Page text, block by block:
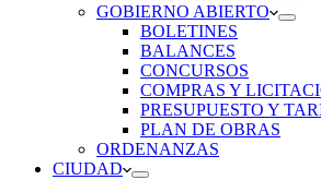
GOBIERNO ABIERTO
BOLETINES
BALANCES
CONCURSOS
COMPRAS Y
PRESUPUESTO Y
PLAN DE OBRAS
ORDENANZAS
CIUDAD